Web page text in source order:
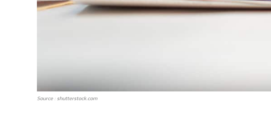
Source : shutterstock.com